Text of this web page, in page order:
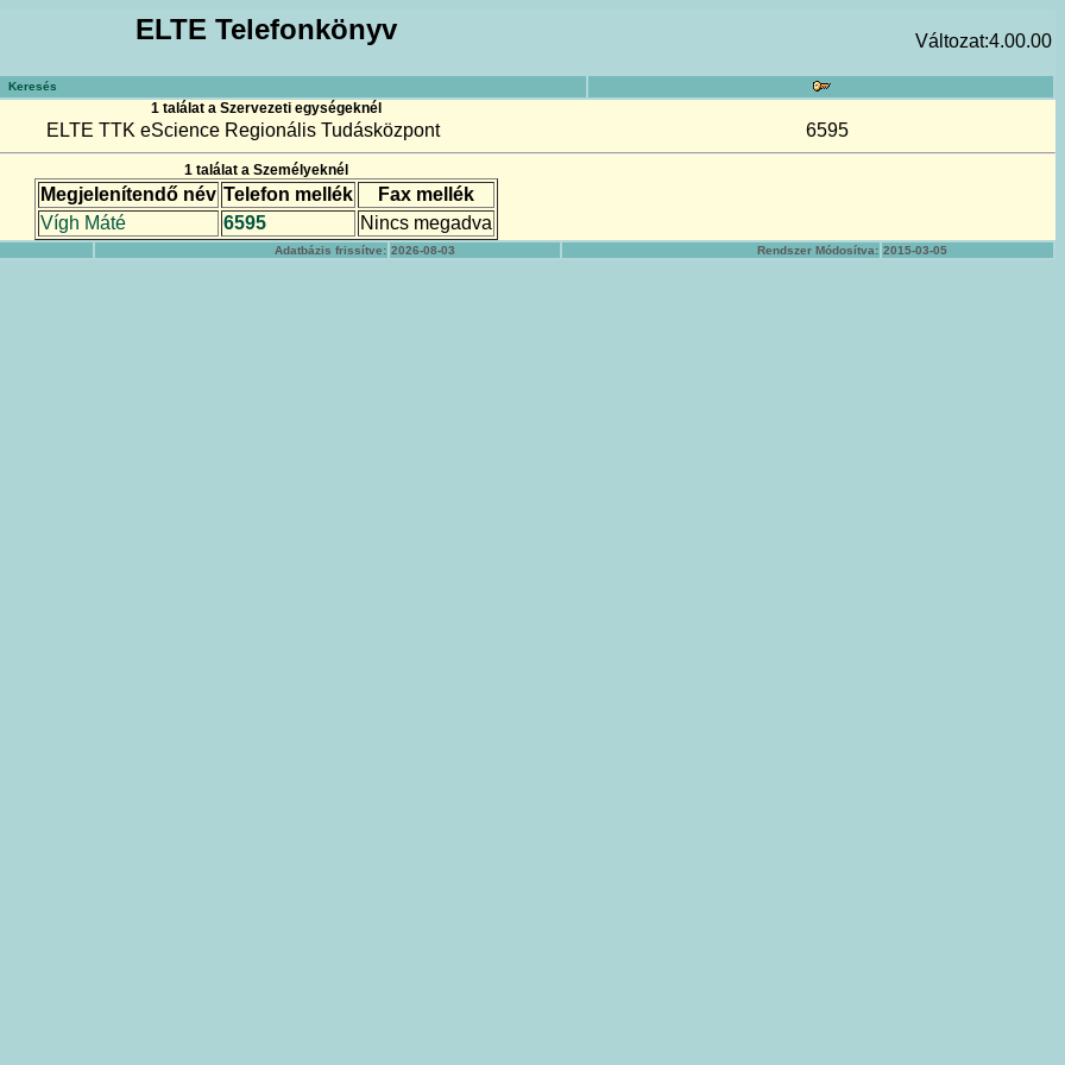
ELTE Telefonkönyv Változat:4.00.00
Keresés
1 találat a Szervezeti egységeknél
ELTE TTK eScience Regionális Tudásközpont 6595
1 találat a Személyeknél
Megjelenítendő név Telefon mellék
Fax mellék
Vígh Máté
6595 Nincs megadva
Adatbázis frissítve: 2026-08-03 Rendszer Módosítva: 2015-03-05